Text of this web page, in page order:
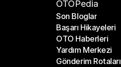
OTOPedia
Son Bloglar
Son Bloglar
Başarı Hikayeleri
Başarı Hikayeleri
OTO Haberleri
OTO Haberleri
Yardım Merkezi
Yardım Merkezi
Gönderim Rotaları